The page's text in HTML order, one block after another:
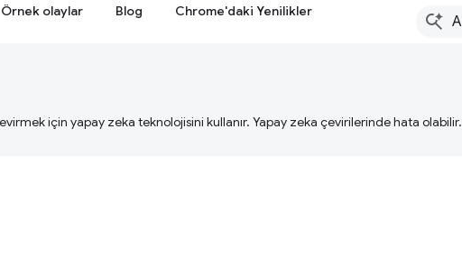
Örnek olaylar Blog Chrome'daki Yenilikler
için yapay zeka teknolojisini kullanır. Yapay zeka çevirilerinde hata olabilir.